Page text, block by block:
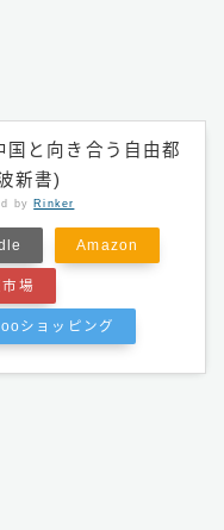
国と向き合う自由都
新書)
by Rinker
Amazon
場
ショッピング